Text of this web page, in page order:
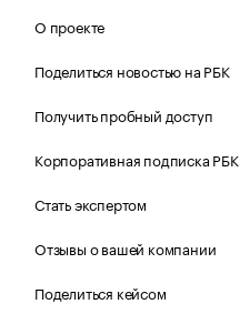
О проекте
Поделиться новостью на РБК
Получить пробный доступ
Корпоративная подписка РБК
Стать экспертом
Отзывы о вашей компании
Поделиться кейсом